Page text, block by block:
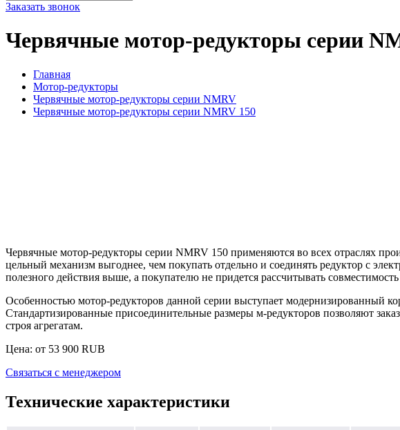
Заказать звонок
Червячные мотор-редукторы серии
Главная
Мотор-редукторы
Червячные мотор-редукторы серии NMRV
Червячные мотор-редукторы серии NMRV 150
Червячные мотор-редукторы серии NMRV 150 применяются во всех отраслях
цельный механизм выгоднее, чем покупать отдельно и соединять редуктор с
полезного действия выше, а покупателю не придется рассчитывать
Особенностью мотор-редукторов данной серии выступает модернизированный
Стандартизированные присоединительные размеры м-редукторов позволяют
строя агрегатам.
Цена: от 53 900 RUB
Связаться с менеджером
Технические характеристики